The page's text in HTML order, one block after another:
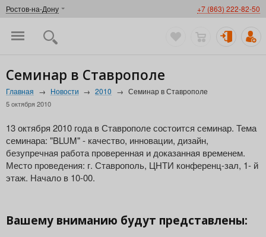
Ростов-на-Дону +7 (863) 222-82-50
Семинар в Ставрополе
Главная → Новости → 2010 → Семинар в Ставрополе
5 октября 2010
13 октября 2010 года в Ставрополе состоится семинар. Тема
семинара: "BLUM" - качество, инновации, дизайн,
безупречная работа проверенная и доказанная временем.
Место проведения: г. Ставрополь, ЦНТИ конференц-зал, 1- й
этаж. Начало в 10-00.
Вашему вниманию будут представлены: